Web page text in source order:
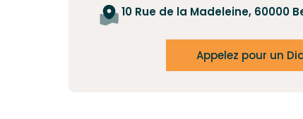
10 Rue de la Madeleine, 60000
Appelez pour un